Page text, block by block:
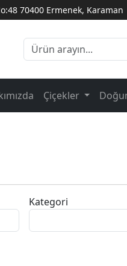
70400 Ermenek, Karaman
Çiçekler
Kategori